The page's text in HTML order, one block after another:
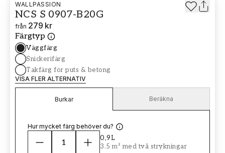
WALLPASSION
NCS S 0907-B20G
från 279 kr
Färgtyp
Väggfärg
Snickerifärg
Takfärg för puts & betong
VISA FLER ALTERNATIV
Burkar Beräkna
Hur mycket färg behöver du?
0,9L
3.5 m² med två strykningar